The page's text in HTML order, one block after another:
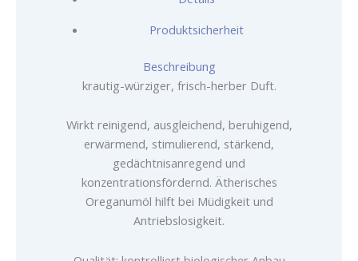
Produktsicherheit
Beschreibung
krautig-würziger, frisch-herber Duft.
Wirkt reinigend, ausgleichend, beruhigend,
erwärmend, stimulierend, stärkend,
gedächtnisanregend und
konzentrationsfördernd. Ätherisches
Oreganumöl hilft bei Müdigkeit und
Antriebslosigkeit.